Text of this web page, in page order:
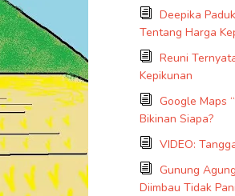
Deepika
Tentang Harga
Reuni
Kepikunan
Google Maps
Bikinan Siapa?
VIDEO:
Gunung
Diimbau Tidak